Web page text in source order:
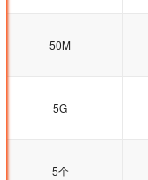
50M
5G
5个